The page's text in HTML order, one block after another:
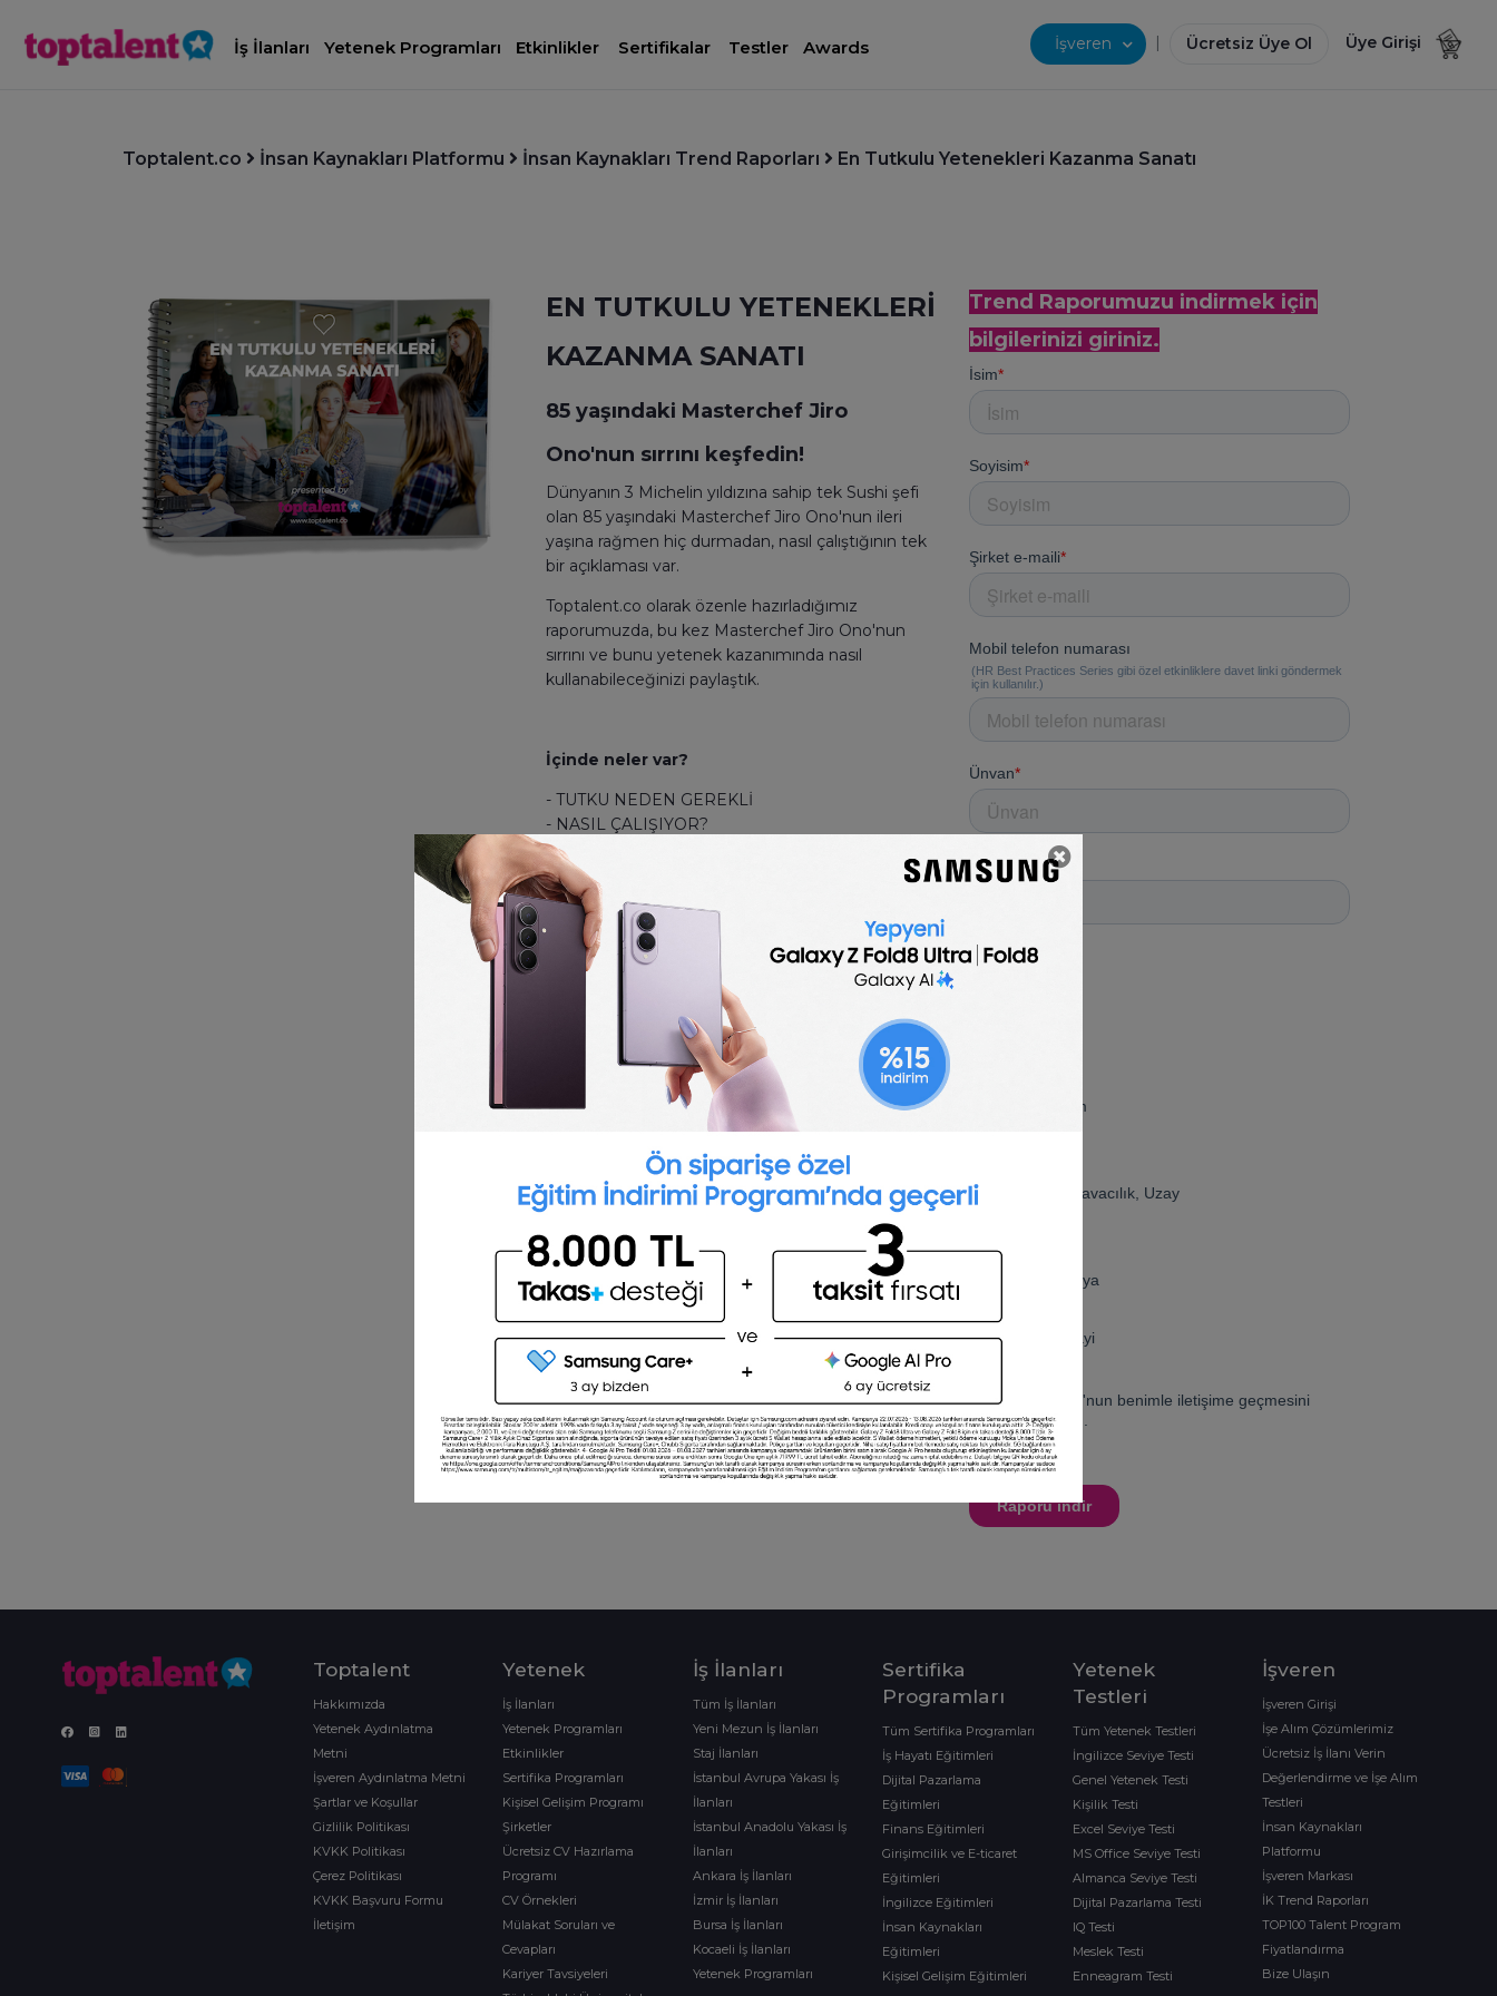
İş İlanları Yetenek Programları Etkinlikler Sertifikalar Testler Awards İşveren | Ücretsiz Üye Ol Üye Girişi
Toptalent.co İnsan Kaynakları Platformu İnsan Kaynakları Trend Raporları En Tutkulu Yetenekleri Kazanma Sanatı
EN TUTKULU YETENEKLERİ
KAZANMA SANATI
85 yaşındaki Masterchef Jiro
Ono'nun sırrını keşfedin!
Dünyanın 3 Michelin yıldızına sahip tek Sushi şefi
olan 85 yaşındaki Masterchef Jiro Ono'nun ileri
yaşına rağmen hiç durmadan, nasıl çalıştığının tek
bir açıklaması var.
Toptalent.co olarak özenle hazırladığımız
raporumuzda, bu kez Masterchef Jiro Ono'nun
sırrını ve bunu yetenek kazanımında nasıl
kullanabileceğinizi paylaştık.
İçinde neler var?
- TUTKU NEDEN GEREKLİ
- NASIL ÇALIŞIYOR?
- NEDEN DAHA ETKİLİ?
- ÖZELLİKLERİNE GÖRE BULUŞMALAR NASIL
AYRILIYOR?
- BULUŞMALAR YETENEK KAZANIMINA NASIL
KATKI SAĞLIYOR?
- BULUŞMALAR HAKKINDA EN ÇOK MERAK
Trend Raporumuzu indirmek için
bilgilerinizi giriniz.
Toptalent
Hakkımızda
Yetenek Aydınlatma
Metni
İşveren Aydınlatma Metni
Şartlar ve Koşullar
Gizlilik Politikası
KVKK Politikası
Çerez Politikası
KVKK Başvuru Formu
İletişim
Yetenek
İş İlanları
Yetenek Programları
Etkinlikler
Sertifika Programları
Kişisel Gelişim Programı
Şirketler
Ücretsiz CV Hazırlama
Programı
CV Örnekleri
Mülakat Soruları ve
Cevapları
Kariyer Tavsiyeleri
İş İlanları
Tüm İş İlanları
Yeni Mezun İş İlanları
Staj İlanları
İstanbul Avrupa Yakası İş
İlanları
İstanbul Anadolu Yakası İş
İlanları
Ankara İş İlanları
İzmir İş İlanları
Bursa İş İlanları
Kocaeli İş İlanları
Yetenek Programları
Sertifika
Programları
Tüm Sertifika Programları
İş Hayatı Eğitimleri
Dijital Pazarlama
Eğitimleri
Finans Eğitimleri
Girişimcilik ve E-ticaret
Eğitimleri
İngilizce Eğitimleri
İnsan Kaynakları
Eğitimleri
Kişisel Gelişim Eğitimleri
Yetenek
Testleri
Tüm Yetenek Testleri
İngilizce Seviye Testi
Genel Yetenek Testi
Kişilik Testi
Excel Seviye Testi
MS Office Seviye Testi
Almanca Seviye Testi
Dijital Pazarlama Testi
IQ Testi
Meslek Testi
Enneagram Testi
İşveren
İşveren Girişi
İşe Alım Çözümlerimiz
Ücretsiz İş İlanı Verin
Değerlendirme ve İşe Alım
Testleri
İnsan Kaynakları
Platformu
İşveren Markası
İK Trend Raporları
TOP100 Talent Program
Fiyatlandırma
Bize Ulaşın